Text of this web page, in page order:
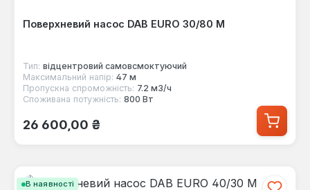
Поверхневий насос DAB EURO 30/80 M
Тип: відцентровий самовсмоктуючий
Максимальний напір: 47 м
Пропускна спроможність: 7.2 м3/ч
Споживана потужність: 800 Вт
Звичайна ціна:
26 600,00 ₴
В наявності